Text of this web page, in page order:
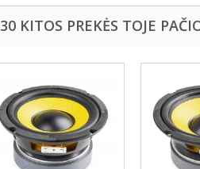
30 KITOS PREKĖS TOJE